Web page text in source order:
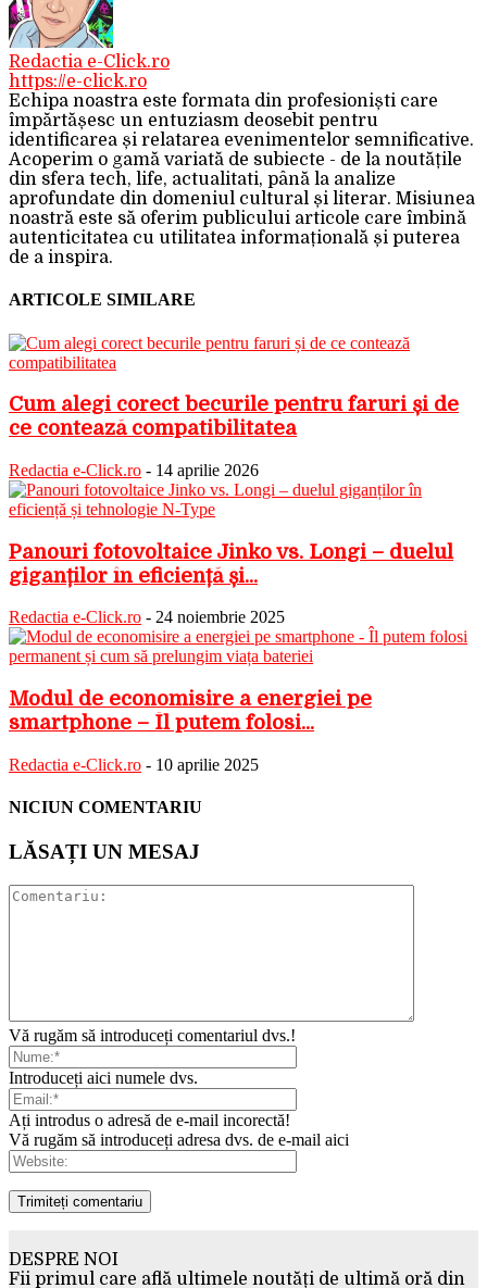
Redactia e-Click.ro
https://e-click.ro
Echipa noastra este formata din profesioniști care
împărtășesc un entuziasm deosebit pentru
identificarea și relatarea evenimentelor semnificative.
Acoperim o gamă variată de subiecte - de la noutățile
din sfera tech, life, actualitati, până la analize
aprofundate din domeniul cultural și literar. Misiunea
noastră este să oferim publicului articole care îmbină
autenticitatea cu utilitatea informațională și puterea
de a inspira.
ARTICOLE SIMILARE
Cum alegi corect becurile pentru faruri și de
ce contează compatibilitatea
Redactia e-Click.ro - 14 aprilie 2026
Panouri fotovoltaice Jinko vs. Longi – duelul
giganților în eficiență și...
Redactia e-Click.ro - 24 noiembrie 2025
Modul de economisire a energiei pe
smartphone – Îl putem folosi...
Redactia e-Click.ro - 10 aprilie 2025
NICIUN COMENTARIU
LĂSAȚI UN MESAJ
Vă rugăm să introduceți comentariul dvs.!
Introduceți aici numele dvs.
Ați introdus o adresă de e-mail incorectă!
Vă rugăm să introduceți adresa dvs. de e-mail aici
DESPRE NOI
Fii primul care află ultimele noutăți de ultimă oră din